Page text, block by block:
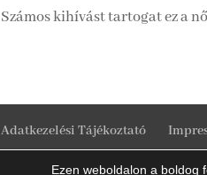
Számos kihívást tartogat ez a
Adatkezelési Tájékoztató
Ezen weboldalon a boldog